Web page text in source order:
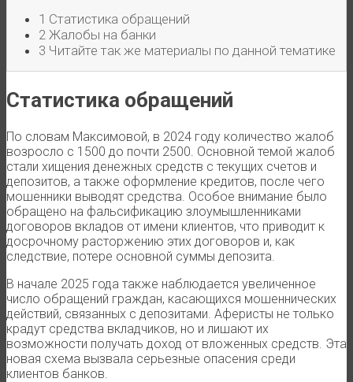
1 Статистика обращений
2 Жалобы на банки
3 Читайте так же материалы по данной тематике
Статистика обращений
По словам Максимовой, в 2024 году количество жалоб
возросло с 1500 до почти 2500. Основной темой жалоб
стали хищения денежных средств с текущих счетов и
депозитов, а также оформление кредитов, после чего
мошенники выводят средства. Особое внимание было
обращено на фальсификацию злоумышленниками
договоров вкладов от имени клиентов, что приводит к
досрочному расторжению этих договоров и, как
следствие, потере основной суммы депозита.
В начале 2025 года также наблюдается увеличенное
число обращений граждан, касающихся мошеннических
действий, связанных с депозитами. Аферисты не только
крадут средства вкладчиков, но и лишают их
возможности получать доход от вложенных средств. Эта
новая схема вызвала серьезные опасения среди
клиентов банков.